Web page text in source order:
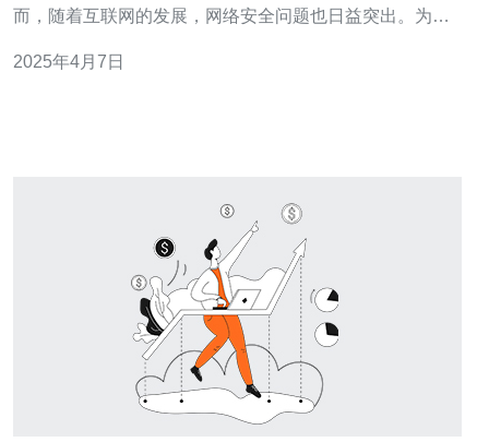
而，随着互联网的发展，网络安全问题也日益突出。为了
重要的。 高防服务器是一种拥有强大防御能力的服务器，
2025年4月7日